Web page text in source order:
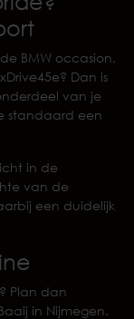
BMW occasion,
Dan is
van je
standaard een
in de
van de
een duidelijk
Plan dan
in Nijmegen.